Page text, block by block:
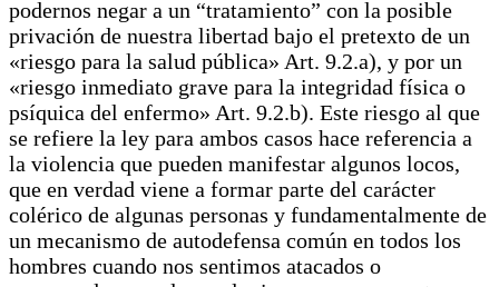
podernos negar a un “tratamiento” con la posible
privación de nuestra libertad bajo el pretexto de un
«riesgo para la salud pública» Art. 9.2.a), y por un
«riesgo inmediato grave para la integridad física o
psíquica del enfermo» Art. 9.2.b). Este riesgo al que
se refiere la ley para ambos casos hace referencia a
la violencia que pueden manifestar algunos locos,
que en verdad viene a formar parte del carácter
colérico de algunas personas y fundamentalmente de
un mecanismo de autodefensa común en todos los
hombres cuando nos sentimos atacados o